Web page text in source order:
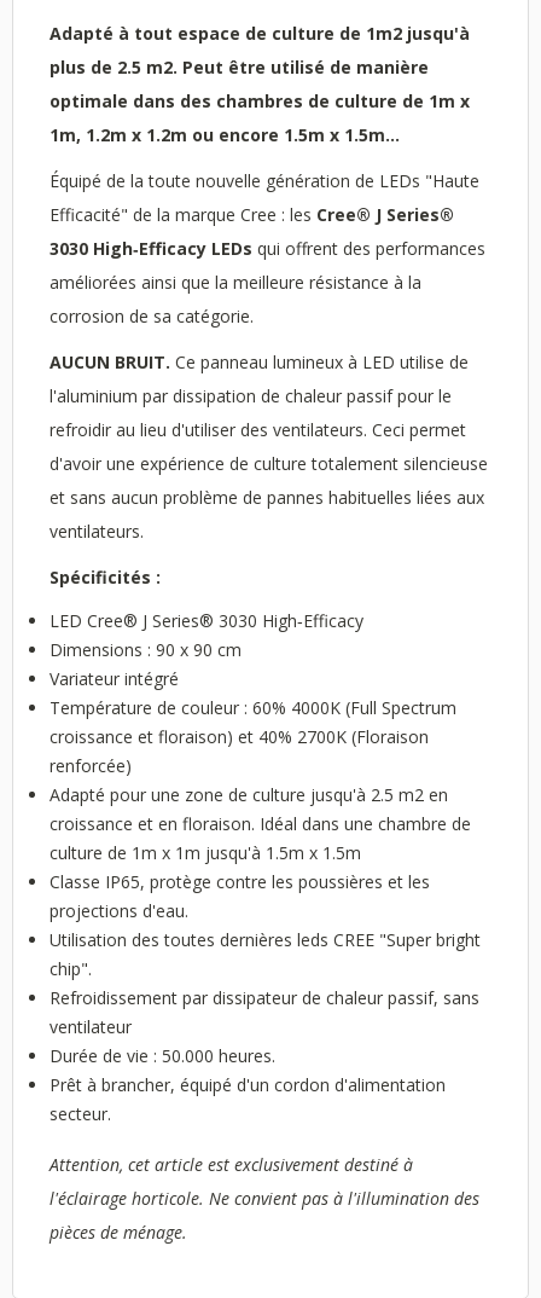
Adapté à tout espace de culture de 1m2 jusqu'à
plus de 2.5 m2. Peut être utilisé de manière
optimale dans des chambres de culture de 1m x
1m, 1.2m x 1.2m ou encore 1.5m x 1.5m...
Équipé de la toute nouvelle génération de LEDs "Haute
Efficacité" de la marque Cree : les Cree® J Series®
3030 High‑Efficacy LEDs qui offrent des performances
améliorées ainsi que la meilleure résistance à la
corrosion de sa catégorie.
AUCUN BRUIT. Ce panneau lumineux à LED utilise de
l'aluminium par dissipation de chaleur passif pour le
refroidir au lieu d'utiliser des ventilateurs. Ceci permet
d'avoir une expérience de culture totalement silencieuse
et sans aucun problème de pannes habituelles liées aux
ventilateurs.
Spécificités :
LED Cree® J Series® 3030 High‑Efficacy
Dimensions : 90 x 90 cm
Variateur intégré
Température de couleur : 60% 4000K (Full Spectrum
croissance et floraison) et 40% 2700K (Floraison
renforcée)
Adapté pour une zone de culture jusqu'à 2.5 m2 en
croissance et en floraison. Idéal dans une chambre de
culture de 1m x 1m jusqu'à 1.5m x 1.5m
Classe IP65, protège contre les poussières et les
projections d'eau.
Utilisation des toutes dernières leds CREE "Super bright
chip".
Refroidissement par dissipateur de chaleur passif, sans
ventilateur
Durée de vie : 50.000 heures.
Prêt à brancher, équipé d'un cordon d'alimentation
secteur.
Attention, cet article est exclusivement destiné à
l'éclairage horticole. Ne convient pas à l'illumination des
pièces de ménage.